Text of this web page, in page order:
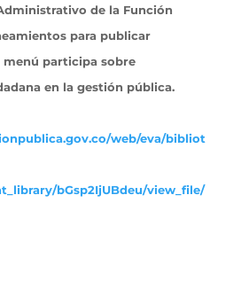
de la Función
para publicar
participa sobre
en la gestión pública.
web/eva/bibliot
bGsp2IjUBdeu/view_file/